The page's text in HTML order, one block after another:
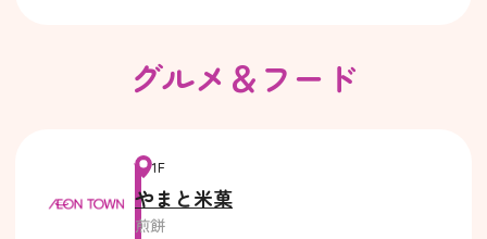
グルメ＆フード
1F
やまと米菓
煎餅